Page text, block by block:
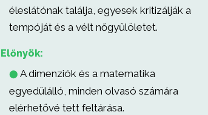
éleslátónak találja, egyesek kritizálják a
tempóját és a vélt nőgyűlöletet.
Előnyök:
⬤ A dimenziók és a matematika
egyedülálló, minden olvasó számára
elérhetővé tett feltárása.